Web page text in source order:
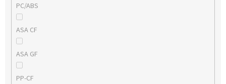
PC/ABS
ASA CF
ASA GF
PP-CF